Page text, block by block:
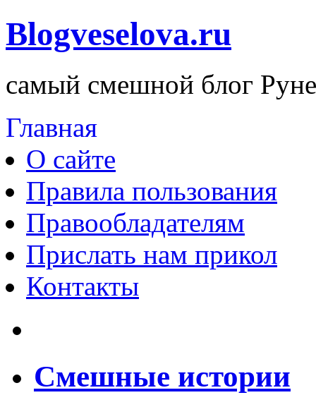
Blogveselova.ru
самый смешной блог
Главная
О сайте
Правила пользования
Правообладателям
Прислать нам прикол
Контакты
Смешные истории